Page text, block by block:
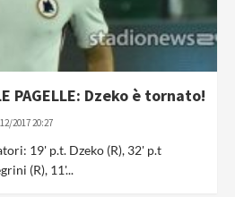
PAGELLE: Dzeko è tornato!
2017 20:27
19' p.t. Dzeko (R), 32' p.t
(R), 11'...